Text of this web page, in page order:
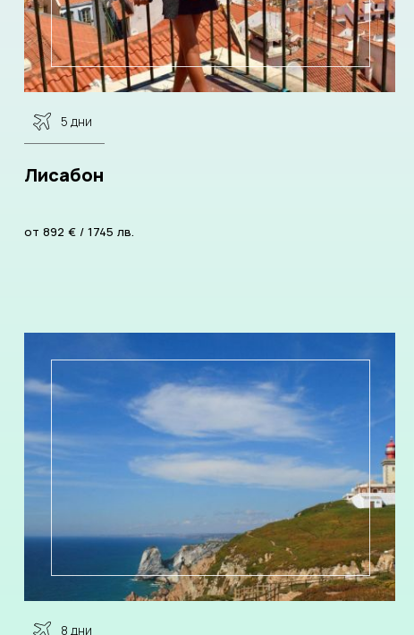
5 дни
Лисабон
от 892 € / 1745 лв.
8 дни